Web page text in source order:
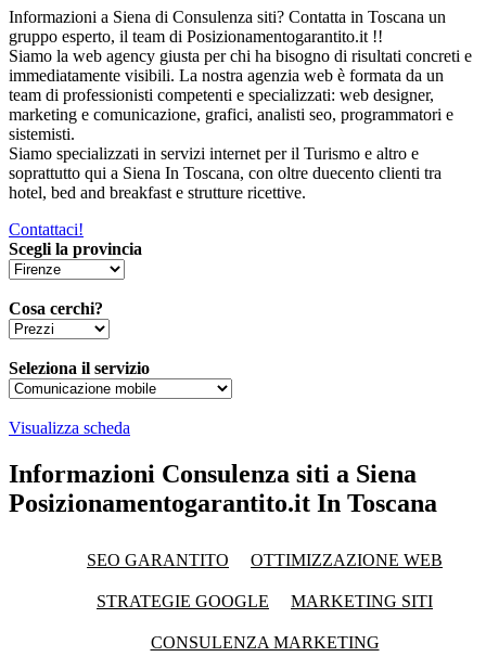
Informazioni a Siena di Consulenza siti? Contatta in Toscana un
gruppo esperto, il team di Posizionamentogarantito.it !!
Siamo la web agency giusta per chi ha bisogno di risultati concreti e
immediatamente visibili. La nostra agenzia web è formata da un
team di professionisti competenti e specializzati: web designer,
marketing e comunicazione, grafici, analisti seo, programmatori e
sistemisti.
Siamo specializzati in servizi internet per il Turismo e altro e
soprattutto qui a Siena In Toscana, con oltre duecento clienti tra
hotel, bed and breakfast e strutture ricettive.
Contattaci!
Scegli la provincia
Cosa cerchi?
Seleziona il servizio
Visualizza scheda
Informazioni Consulenza siti a Siena
Posizionamentogarantito.it In Toscana
SEO GARANTITO OTTIMIZZAZIONE WEB
STRATEGIE GOOGLE MARKETING SITI
CONSULENZA MARKETING